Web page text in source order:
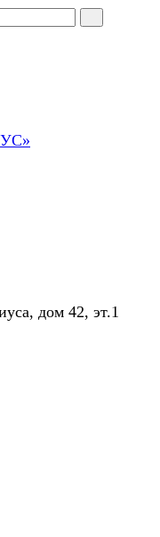
дом 42, эт.1